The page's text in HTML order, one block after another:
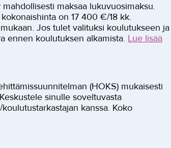
maksaa lukuvuosimaksu.
on 17 400 €/18 kk.
Jos tulet valituksi koulutukseen ja
ennen koulutuksen alkamista. Lue lisää
(HOKS) mukaisesti
sinulle soveltuvasta
kanssa. Koko